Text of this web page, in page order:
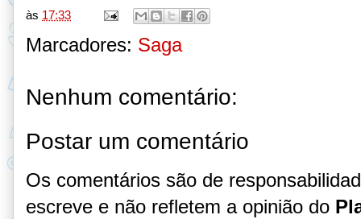
às 17:33
Marcadores: Saga
Nenhum comentário:
Postar um comentário
Os comentários são de
escreve e não refletem a opinião do